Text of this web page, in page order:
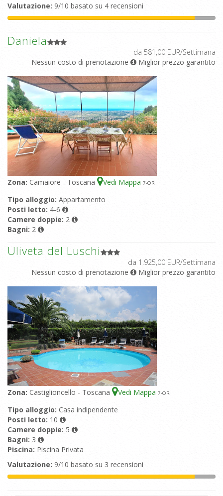
Valutazione: 9/10 basato su 4 recensioni
Daniela
da 581,00 EUR/Settimana
Nessun costo di prenotazione
Miglior prezzo garantito
Zona: Camaiore - Toscana Vedi Mappa 7-OR
Tipo alloggio: Appartamento
Posti letto: 4-6
Camere doppie: 2
Bagni: 2
Uliveta del Luschi
da 1.925,00 EUR/Settimana
Nessun costo di prenotazione
Miglior prezzo garantito
Zona: Castiglioncello - Toscana Vedi Mappa 7-OR
Tipo alloggio: Casa indipendente
Posti letto: 10
Camere doppie: 5
Bagni: 3
Piscina: Piscina Privata
Valutazione: 9/10 basato su 3 recensioni